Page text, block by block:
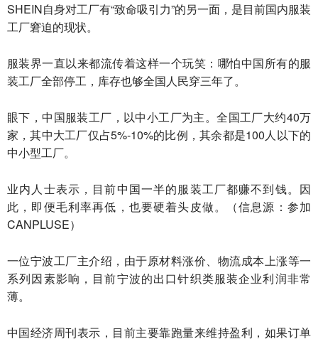
SHEIN自身对工厂有“致命吸引力”的另一面，是目前国内服装
工厂窘迫的现状。
服装界一直以来都流传着这样一个玩笑：哪怕中国所有的服
装工厂全部停工，库存也够全国人民穿三年了。
眼下，中国服装工厂，以中小工厂为主。全国工厂大约40万
家，其中大工厂仅占5%-10%的比例，其余都是100人以下的
中小型工厂。
业内人士表示，目前中国一半的服装工厂都赚不到钱。因
此，即便毛利率再低，也要硬着头皮做。（信息源：参加
CANPLUSE）
一位宁波工厂主介绍，由于原材料涨价、物流成本上涨等一
系列因素影响，目前宁波的出口针织类服装企业利润非常
薄。
中国经济周刊表示，目前主要靠跑量来维持盈利，如果订单